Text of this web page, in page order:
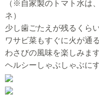
（※自家製のトマト水は
ネ）
少し歯ごたえが残るくら
ワサビ菜もすぐに火が通
わさびの風味を楽しみます
ヘルシーしゃぶしゃぶに